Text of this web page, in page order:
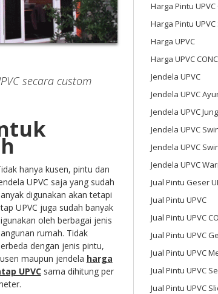
secara custom
hanya kusen, pintu dan
UPVC saja yang sudah
digunakan akan tetapi
UPVC juga sudah banyak
oleh berbagai jenis
rumah. Tidak
dengan jenis pintu,
maupun jendela harga
UPVCsama dihitung per
Harga Pintu
Harga Pintu
Harga UPVC
Harga UPVC
Jendela UPVC
Jendela UPVC
Jendela UPVC
Jendela UPVC
Jendela UPVC
Jendela UPVC
Jual Pintu Geser
Jual Pintu UPVC
Jual Pintu UPVC
Jual Pintu UPVC
Jual Pintu UPVC
Jual Pintu UPVC
Jual Pintu UPVC